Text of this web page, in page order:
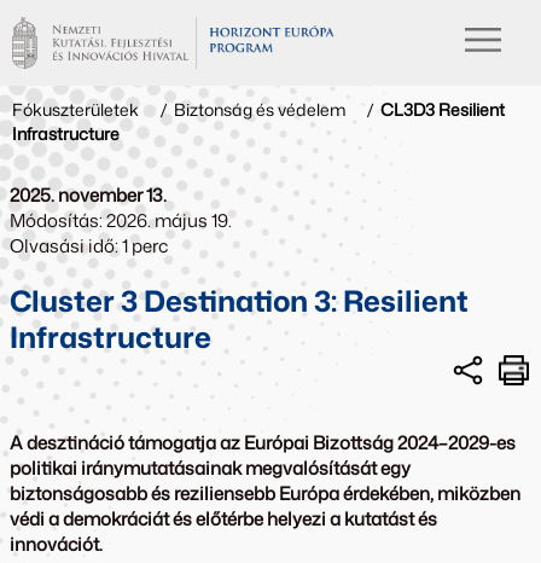
Fókuszterületek / Biztonság és védelem / CL3D3 Resilient
Infrastructure
2025. november 13.
Módosítás: 2026. május 19.
Olvasási idő: 1 perc
Cluster 3 Destination 3: Resilient
Infrastructure
A desztináció támogatja az Európai Bizottság 2024–2029-es
politikai iránymutatásainak megvalósítását egy
biztonságosabb és reziliensebb Európa érdekében, miközben
védi a demokráciát és előtérbe helyezi a kutatást és
innovációt.